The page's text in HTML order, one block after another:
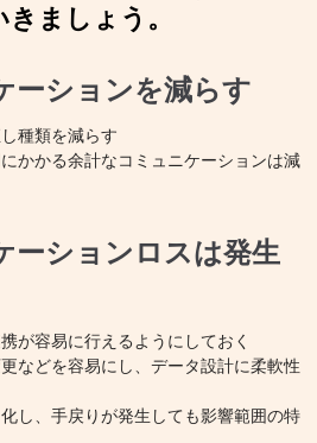
きましょう。
ーションを減らす
種類を減らす
かかる余計なコミュニケーションは減
ーションロスは発生
が容易に行えるようにしておく
などを容易にし、データ設計に柔軟性
し、手戻りが発生しても影響範囲の特